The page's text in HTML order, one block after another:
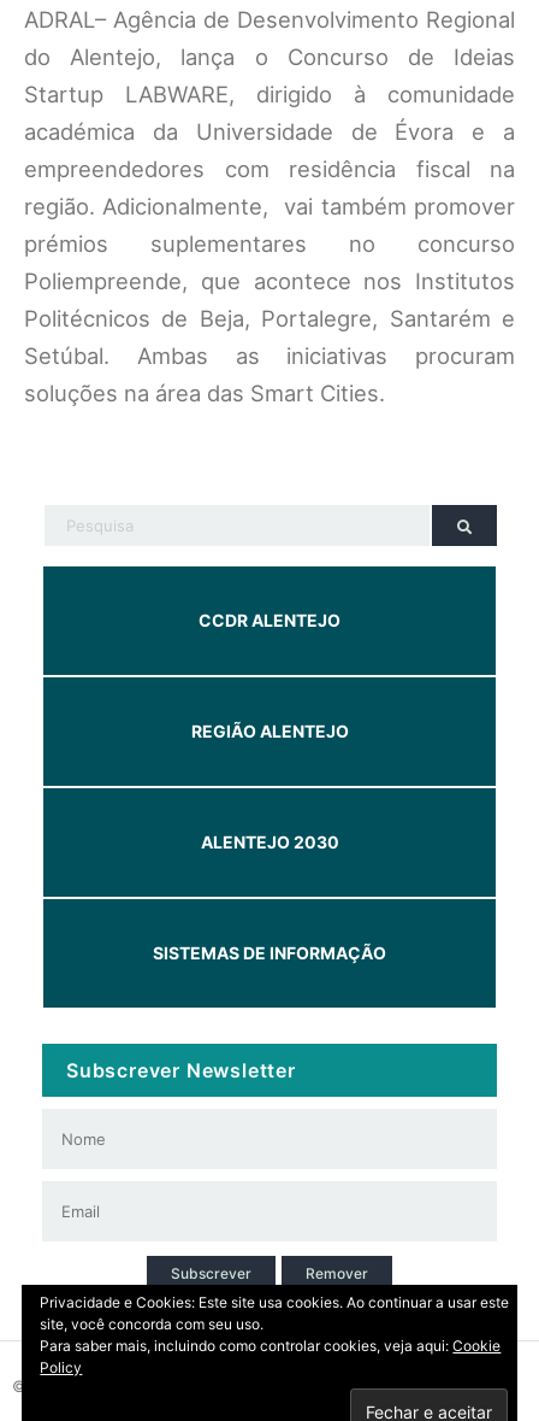
ADRAL– Agência de Desenvolvimento Regional
do Alentejo, lança o Concurso de Ideias
Startup LABWARE, dirigido à comunidade
académica da Universidade de Évora e a
empreendedores com residência fiscal na
região. Adicionalmente, vai também promover
prémios suplementares no concurso
Poliempreende, que acontece nos Institutos
Politécnicos de Beja, Portalegre, Santarém e
Setúbal. Ambas as iniciativas procuram
soluções na área das Smart Cities.
CCDR ALENTEJO
REGIÃO ALENTEJO
ALENTEJO 2030
SISTEMAS DE INFORMAÇÃO
Subscrever Newsletter
Subscrever Remover
© 2026 Copyright: DIRT | CCDR Alentejo, I.P.
Privacidade e Cookies: Este site usa cookies. Ao continuar a usar este
site, você concorda com seu uso.
Para saber mais, incluindo como controlar cookies, veja aqui:Cookie
Policy